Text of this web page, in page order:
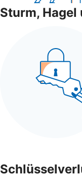
Sturm, Hagel